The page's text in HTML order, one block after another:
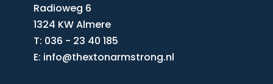
Radioweg 6
1324 KW Almere
T: 036 - 23 40 185
E: info@thextonarmstrong.nl